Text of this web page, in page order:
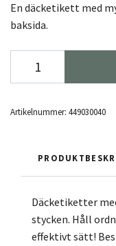
En däcketikett med
baksida.
Artikelnummer: 449030040
Däcketiketter
stycken. Håll
effektivt sätt!